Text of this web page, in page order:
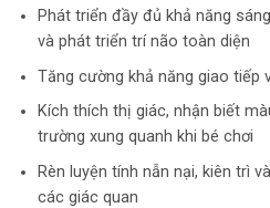
Phát triển đầy đủ khả năng
và phát triển trí não toàn diện
Tăng cường khả năng giao tiếp
Kích thích thị giác, nhận biết
trường xung quanh khi bé chơi
Rèn luyện tính nẫn nại, kiên trì
các giác quan